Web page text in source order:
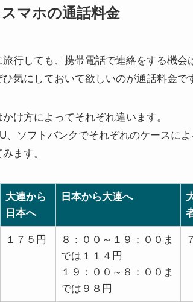
マホの通話料金
行しても、携帯電話で連絡をする機会
気にしておいて欲しいのが通話料金で
け方によってそれぞれ違います。
、ソフトバンクでそれぞれのケースに
ます。
大連から
日本へ
日本から大連へ
１７５円
８：００～１９：００ま
では１１４円
１９：００～８：００ま
では９８円